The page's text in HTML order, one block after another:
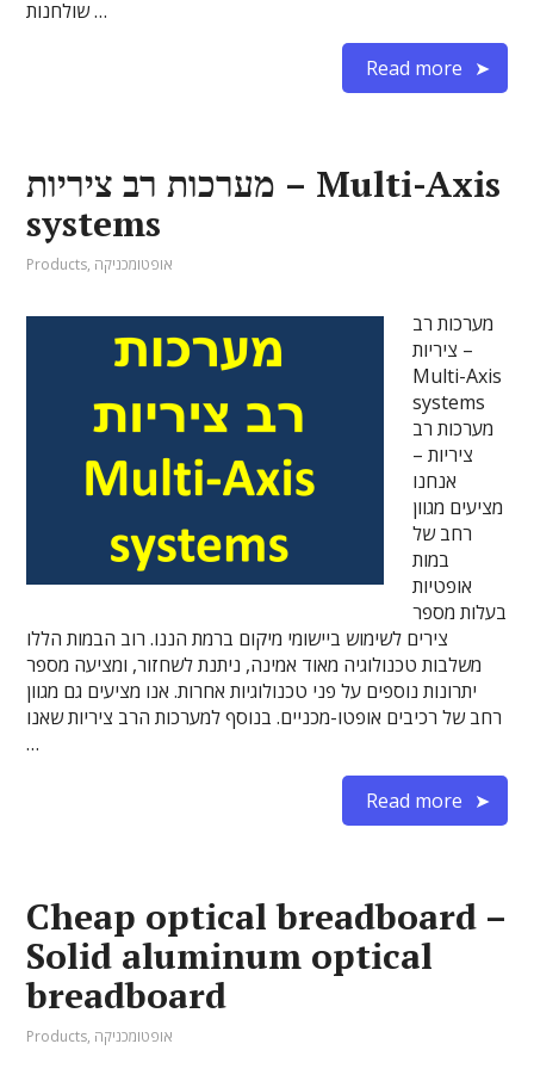
שולחנות …
Read more
מערכות רב ציריות – Multi-Axis
systems
Products, אופטומכניקה
מערכות רב
ציריות –
Multi-Axis
systems
מערכות רב
ציריות –
אנחנו
מציעים מגוון
רחב של
במות
אופטיות
בעלות מספר
צירים לשימוש ביישומי מיקום ברמת הננו. רוב הבמות הללו
משלבות טכנולוגיה מאוד אמינה, ניתנת לשחזור, ומציעה מספר
יתרונות נוספים על פני טכנולוגיות אחרות. אנו מציעים גם מגוון
רחב של רכיבים אופטו-מכניים. בנוסף למערכות הרב ציריות שאנו
…
Read more
Cheap optical breadboard –
Solid aluminum optical
breadboard
Products, אופטומכניקה